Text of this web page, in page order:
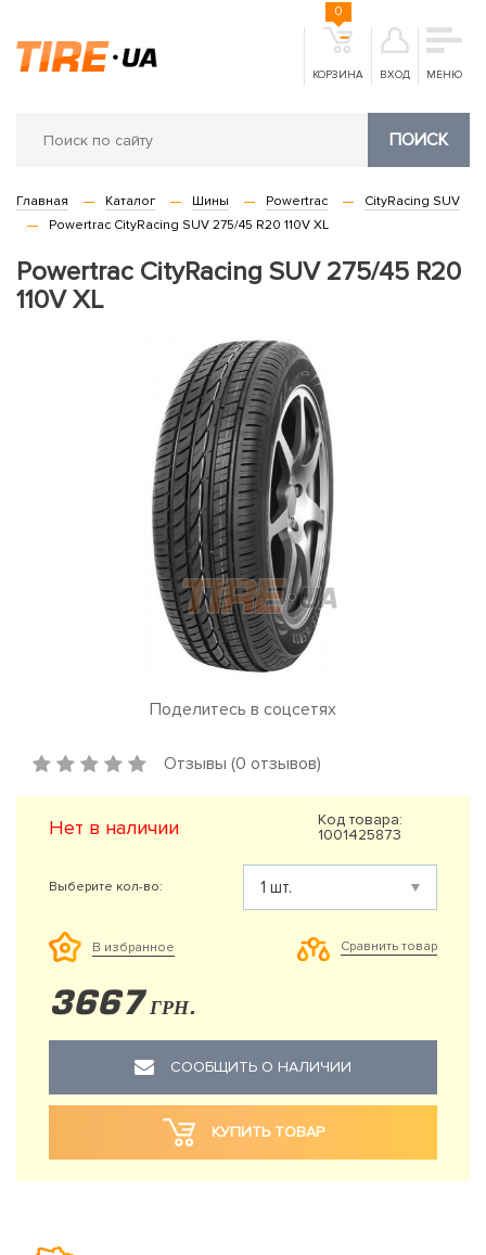
КОРЗИНА
0
ВХОД МЕНЮ
ПОИСК
Главная Каталог Шины Powertrac
CityRacing SUV
Powertrac CityRacing SUV 275/45 R20 110V XL
Powertrac CityRacing SUV 275/45 R20
110V XL
Поделитесь в соцсетях
Отзывы (0 отзывов)
Нет в наличии
Код товара:
1001425873
Выберите кол-во:
В избранное Сравнить товар
3667 ГРН.
СООБЩИТЬ О НАЛИЧИИ
КУПИТЬ ТОВАР